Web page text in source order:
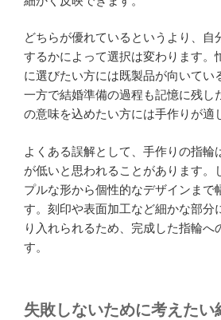
どちらが優れているというより、自
するかによって選択は変わります。
に選びたい方には既製品が向いてい
一方で結婚準備の過程も記憶に残し
の意味を込めたい方には手作りが適
よくある誤解として、手作りの指輪
が低いと思われることがあります。
プルな形から個性的なデザインまで
す。刻印や表面加工など細かな部分
り入れられるため、完成した指輪へ
す。
失敗しないために考えたい